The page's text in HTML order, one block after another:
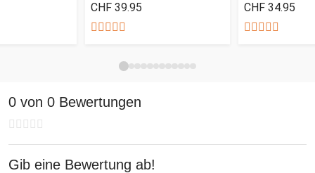
CHF 39.95 CHF 34.95
0 von 0 Bewertungen
Gib eine Bewertung ab!